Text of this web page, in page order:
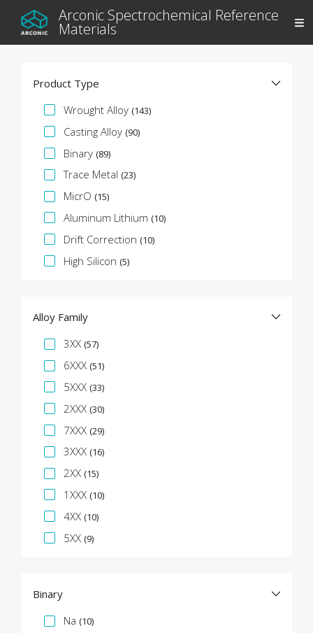
Arconic Spectrochemical Reference
Materials
Product Type
Facet specifica
Wrought Alloy (143)
Casting Alloy (90)
Binary (89)
Trace Metal (23)
MicrO (15)
Aluminum Lithium (10)
Drift Correction (10)
High Silicon (5)
Alloy Family
Facet specifica
3XX (57)
6XXX (51)
5XXX (33)
2XXX (30)
7XXX (29)
3XXX (16)
2XX (15)
1XXX (10)
4XX (10)
5XX (9)
Binary
Facet specifica
Na (10)